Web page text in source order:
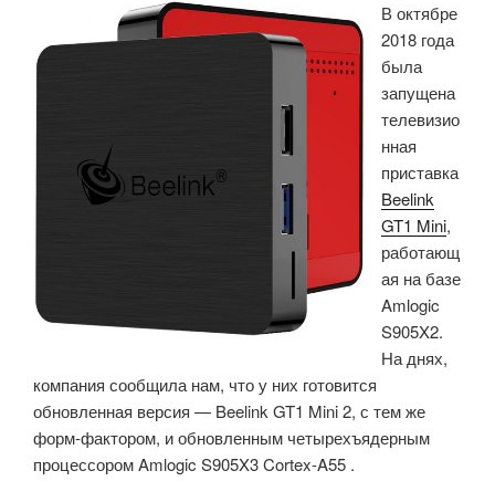
(Amlogic
A311D)
В октябре
2018 года
была
запущена
телевизио
нная
приставка
Beelink
GT1 Mini,
работающ
ая на базе
Amlogic
S905X2.
На днях,
компания сообщила нам, что у них готовится
обновленная версия — Beelink GT1 Mini 2, с тем же
форм-фактором, и обновленным четырехъядерным
процессором Amlogic S905X3 Cortex-A55 .